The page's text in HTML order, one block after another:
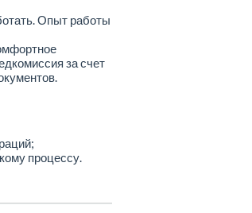
Опыт работы
за счет
процессу.